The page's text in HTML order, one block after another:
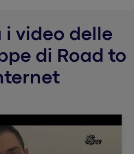
i video delle
di Road to